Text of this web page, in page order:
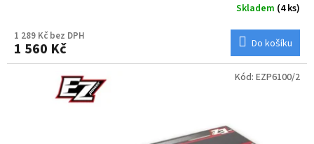
Skladem (4 ks)
1 289 Kč bez DPH
1 560 Kč Do košíku
Kód: EZP6100/2